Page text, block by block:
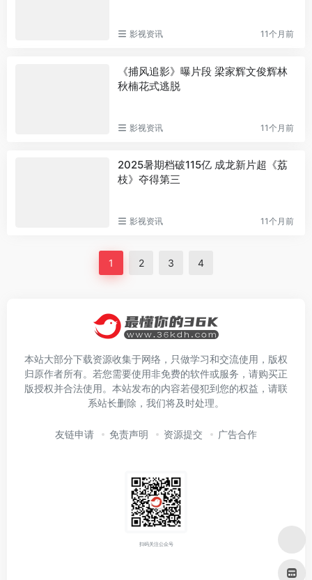
影视资讯 11个月前
《捕风追影》曝片段 梁家辉文俊辉林
秋楠花式逃脱
影视资讯 11个月前
2025暑期档破115亿 成龙新片超《荔
枝》夺得第三
影视资讯 11个月前
1 2 3 4
本站大部分下载资源收集于网络，只做学习和交流使用，版权
归原作者所有。若您需要使用非免费的软件或服务，请购买正
版授权并合法使用。本站发布的内容若侵犯到您的权益，请联
系站长删除，我们将及时处理。
友链申请 免责声明 资源提交 广告合作
扫码关注公众号